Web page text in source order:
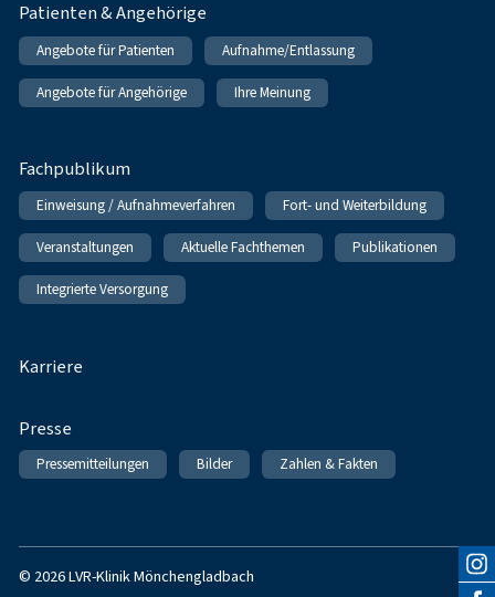
Patienten & Angehörige
Angebote für Patienten Aufnahme/Entlassung
Angebote für Angehörige Ihre Meinung
Fachpublikum
Einweisung / Aufnahmeverfahren Fort- und Weiterbildung
Veranstaltungen Aktuelle Fachthemen Publikationen
Integrierte Versorgung
Karriere
Presse
Pressemitteilungen Bilder Zahlen & Fakten
© 2026 LVR-Klinik Mönchengladbach